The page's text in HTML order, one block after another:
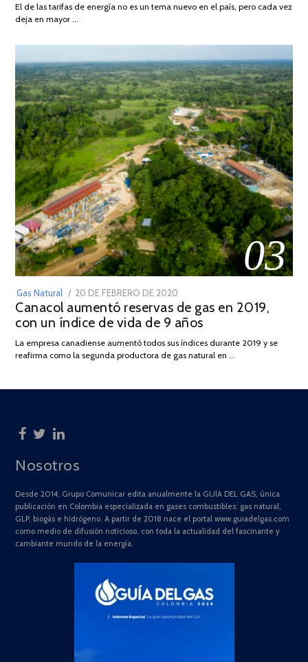
DE
El de las tarifas de energía no es un tema nuevo en el país, pero cada vez
deja en mayor …
03
Gas Natural
POSTED
ON
20 DE FEBRERO DE 2020
DE
JULIO
2025
Canacol aumentó reservas de gas en 2019,
con un índice de vida de 9 años
La empresa canadiense aumentó todos sus índices durante 2019 y se
reafirma como la segunda productora de gas natural en …
Nosotros
Desde 2014, Grupo Comunicar edita anualmente la GUÍA DEL GAS, única
publicación en Colombia especializada en gases combustibles: gas natural,
GLP, biogás e hidrógeno. A partir de 2018 nace el portal www.guiadelgas.com
como medio de difusión noticioso, con toda la actualidad del fascinante y
cambiante mundo de la energía.